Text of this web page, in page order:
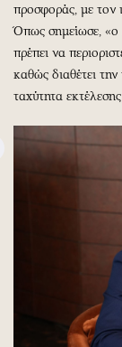
προσφοράς, με τον
Όπως σημείωσε, «ο
πρέπει να
καθώς διαθέτει
ταχύτητα